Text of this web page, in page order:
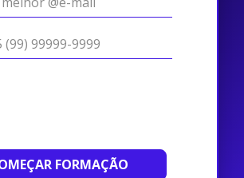
FORMAÇÃO